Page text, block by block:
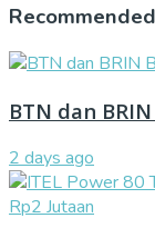
Recommended
BTN dan
2 days ago